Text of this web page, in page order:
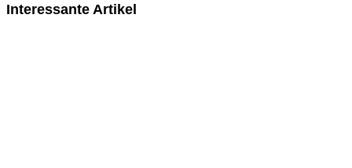
Interessante Artikel